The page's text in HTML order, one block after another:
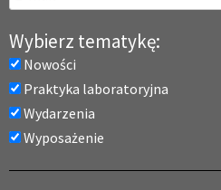
Wybierz tematykę:
Nowości
Praktyka laboratoryjna
Wydarzenia
Wyposażenie